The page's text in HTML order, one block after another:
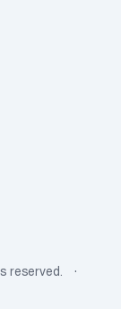
reserved.